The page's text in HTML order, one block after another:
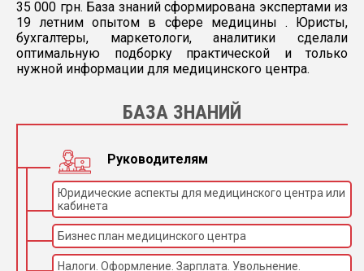
35 000 грн. База знаний сформирована экспертами из
19 летним опытом в сфере медицины . Юристы,
бухгалтеры, маркетологи, аналитики сделали
оптимальную подборку практической и только
нужной информации для медицинского центра.
БАЗА ЗНАНИЙ
Руководителям
Юридические аспекты для медицинского центра или
кабинета
Бизнес план медицинского центра
Налоги. Оформление. Зарплата. Увольнение.